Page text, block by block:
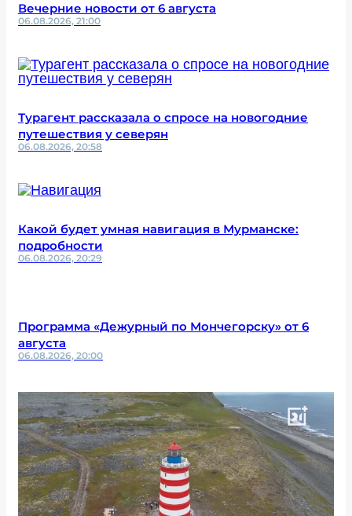
Вечерние новости от 6 августа
06.08.2026, 21:00
Турагент рассказала о спросе на новогодние
путешествия у северян
06.08.2026, 20:58
Какой будет умная навигация в Мурманске:
подробности
06.08.2026, 20:29
Программа «Дежурный по Мончегорску» от 6
августа
06.08.2026, 20:00